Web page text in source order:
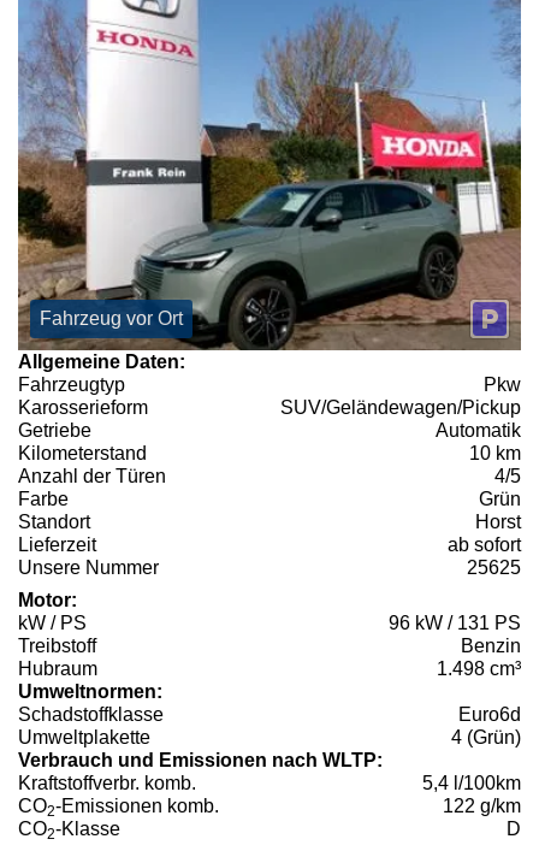
Fahrzeug vor Ort
Allgemeine Daten:
Fahrzeugtyp
Pkw
Karosserieform
SUV/Geländewagen/Pickup
Getriebe
Automatik
Kilometerstand
10 km
Anzahl der Türen
4/5
Farbe
Grün
Standort
Horst
Lieferzeit
ab sofort
Unsere Nummer
25625
Motor:
kW / PS
96 kW / 131 PS
Treibstoff
Benzin
Hubraum
1.498 cm³
Umweltnormen:
Schadstoffklasse
Euro6d
Umweltplakette
4 (Grün)
Verbrauch und Emissionen nach WLTP:
Kraftstoffverbr. komb.
5,4 l/100km
CO2-Emissionen komb.
122 g/km
CO2-Klasse D